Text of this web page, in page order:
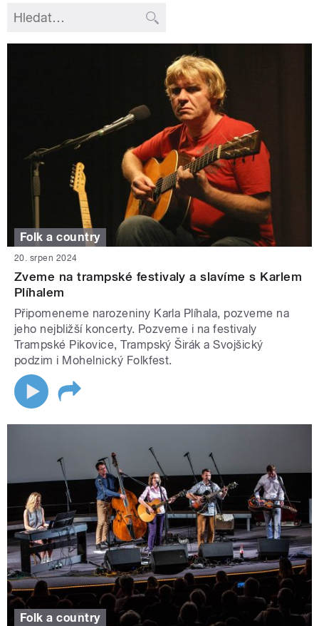
Folk a country
20. srpen 2024
Zveme na trampské festivaly a slavíme s Karlem
Plíhalem
Připomeneme narozeniny Karla Plíhala, pozveme na
jeho nejbližší koncerty. Pozveme i na festivaly
Trampské Pikovice, Trampský Širák a Svojšický
podzim i Mohelnický Folkfest.
Folk a country